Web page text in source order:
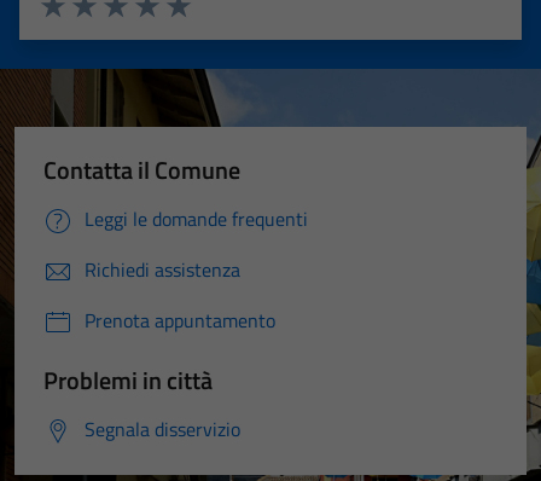
Valuta 5 stelle su 5
Valuta 4 stelle su 5
Valuta 3 stelle su 5
Valuta 2 stelle su 5
Valuta 1 stelle su 5
Contatta il Comune
Leggi le domande frequenti
Richiedi assistenza
Prenota appuntamento
Problemi in città
Segnala disservizio